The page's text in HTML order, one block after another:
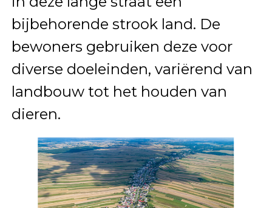
bijbehorende strook land. De
bewoners gebruiken deze voor
diverse doeleinden, variërend van
landbouw tot het houden van
dieren.